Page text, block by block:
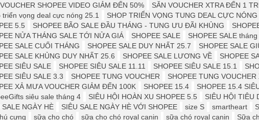
SHOPEE VIDEO GIẢM ĐẾN 50%
SĂN VOUCHER XTRA ĐẾN 1
triển vọng deal cực nóng 25.1
SHOP TRIỂN VỌNG TUNG DEAL CỰC
5.5
SHOPEE BÃO SALE ĐẦU THÁNG - TUNG ƯU ĐÃI KHỦNG
NỬA THÁNG SALE TỚI NỬA GIÁ
SHOPEE SALE SHOPEE SALE tháng
SALE CUỐI THÁNG
SHOPEE SALE DUY NHẤT 25.7
SHOPEE SALE
SALE KHỦNG DUY NHẤT 25.6
SHOPEE SALE LƯƠNG VỀ SHOPEE
SIÊU SALE
SHOPEE SIÊU SALE 11.11 SHOPEE SIÊU SALE 15.1
SIÊU SALE 3.3
SHOPEE TUNG VOUCHER
SHOPEE TUNG VOUCHER
XẢ MƯA VOUCHER GIẢM ĐẾN 100K
SHOPEE 15.4 SHOPEE 15.4
siêu sale tháng 4
SIÊU HỘI HOÀN XU SHOPEE 5.5 SIÊU HỘI TIÊU
SALE NGÀY HÈ
SIÊU SALE NGÀY HÈ VỚI SHOPEE size S smartheart
cưng
sữa cho chó sữa cho chó royal canin sữa chó royal canin
Sữa